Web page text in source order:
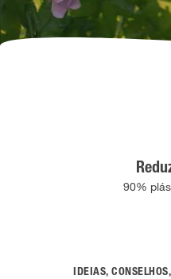
90%
IDEIAS,